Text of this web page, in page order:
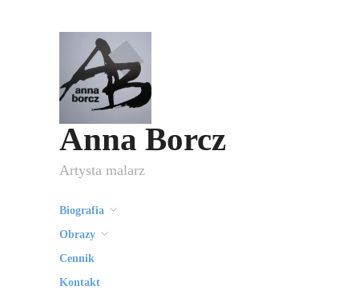
Anna Borcz
Artysta malarz
Biografia
Obrazy
Cennik
Kontakt